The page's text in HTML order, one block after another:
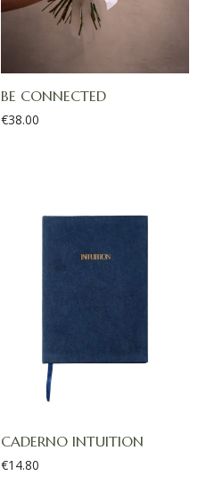
BE CONNECTED
€38.00
CADERNO INTUITION
€14.80